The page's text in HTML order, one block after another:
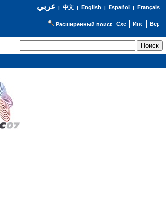
عربي| 中文| English | Español | Français
Расширенный поиск